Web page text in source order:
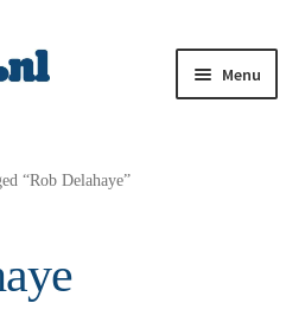
Menu
“Rob Delahaye”